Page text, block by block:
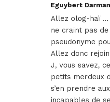
Eguybert
Allez olog-haï …
ne craint pas
pseudonyme
Allez donc
J, vous savez,
petits merdeux
s’en prendre
incapables de